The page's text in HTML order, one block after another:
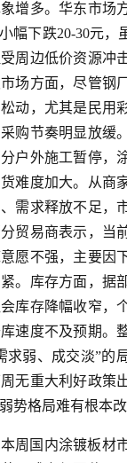
增多。华东市场
幅下跌20-30元，
周边低价资源冲
场方面，尽管钢
动，尤其是民用
购节奏明显放缓
户外施工暂停，
难度加大。从商
需求释放不足，
贸易商表示，当
愿不强，主要因
。库存方面，据
库存降幅收窄，
速度不及预期。
求弱、成交淡”的
周无重大利好政策
势格局难有根本改
周国内涂镀板材